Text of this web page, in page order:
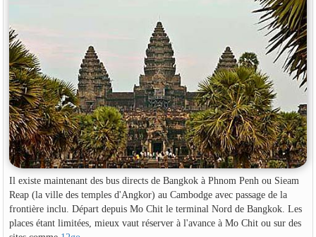
Il existe maintenant des bus directs de Bangkok à Phnom Penh ou Sieam
Reap (la ville des temples d'Angkor) au Cambodge avec passage de la
frontière inclu. Départ depuis Mo Chit le terminal Nord de Bangkok. Les
places étant limitées, mieux vaut réserver à l'avance à Mo Chit ou sur des